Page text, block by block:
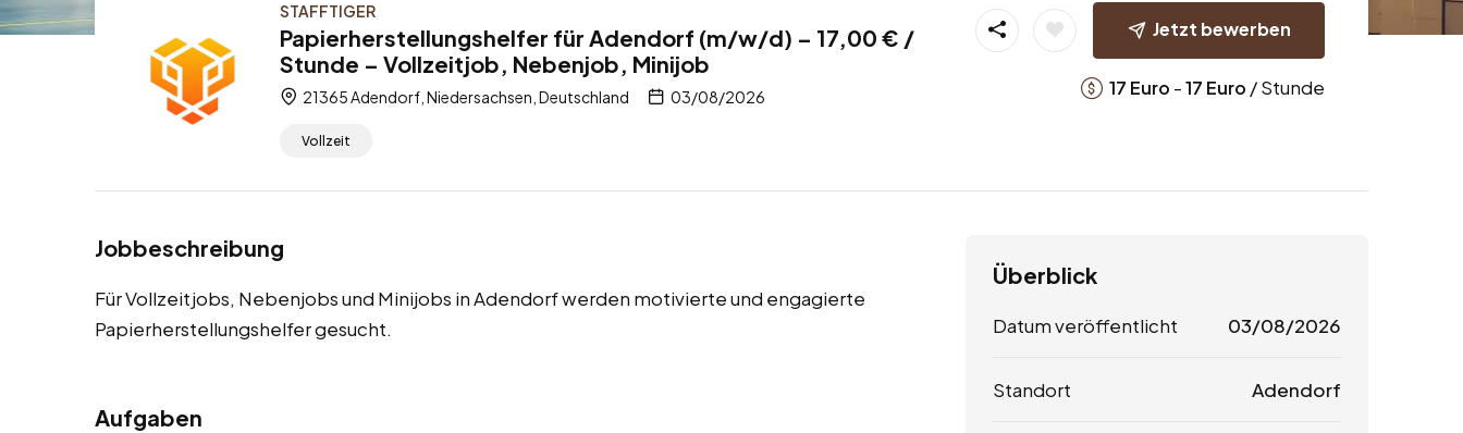
STAFFTIGER
Papierherstellungshelfer für Adendorf (m/w/d) – 17,00 € /
Stunde – Vollzeitjob, Nebenjob, Minijob
21365 Adendorf, Niedersachsen, Deutschland 03/08/2026
Vollzeit
Jetzt bewerben
17 Euro -17 Euro / Stunde
Jobbeschreibung
Für Vollzeitjobs, Nebenjobs und Minijobs in Adendorf werden motivierte und engagierte
Papierherstellungshelfer gesucht.
Aufgaben
Überblick
Datum veröffentlicht 03/08/2026
Standort Adendorf